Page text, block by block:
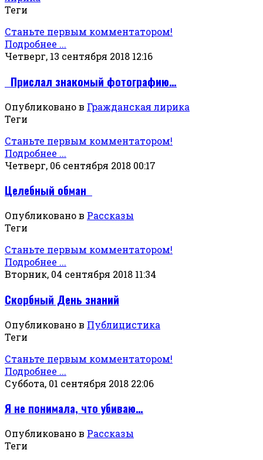
Теги
Станьте первым комментатором!
Подробнее ...
Четверг, 13 сентября 2018 12:16
Прислал знакомый фотографию…
Опубликовано в Гражданская лирика
Теги
Станьте первым комментатором!
Подробнее ...
Четверг, 06 сентября 2018 00:17
Целебный обман
Опубликовано в Рассказы
Теги
Станьте первым комментатором!
Подробнее ...
Вторник, 04 сентября 2018 11:34
Скорбный День знаний
Опубликовано в Публицистика
Теги
Станьте первым комментатором!
Подробнее ...
Суббота, 01 сентября 2018 22:06
Я не понимала, что убиваю…
Опубликовано в Рассказы
Теги